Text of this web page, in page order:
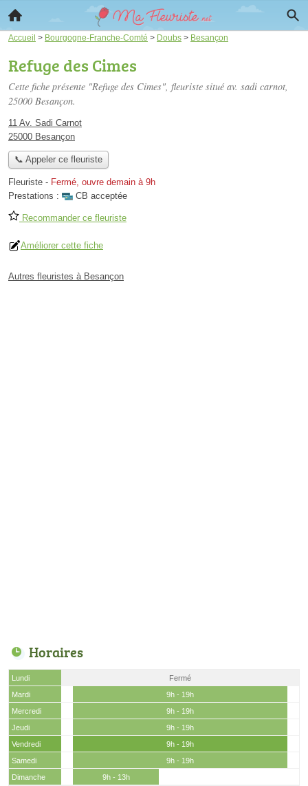
Accueil > Bourgogne-Franche-Comté > Doubs > Besançon
Refuge des Cimes
Cette fiche présente "Refuge des Cimes", fleuriste situé av. sadi carnot,
25000 Besançon.
11 Av. Sadi Carnot
25000 Besançon
📞 Appeler ce fleuriste
Fleuriste - Fermé, ouvre demain à 9h
Prestations :
CB acceptée
Recommander ce fleuriste
Améliorer cette fiche
Autres fleuristes à Besançon
Horaires
Lundi
Fermé
Mardi
9h - 19h
Mercredi
9h - 19h
Jeudi
9h - 19h
Vendredi
9h - 19h
Samedi
9h - 19h
Dimanche
9h - 13h